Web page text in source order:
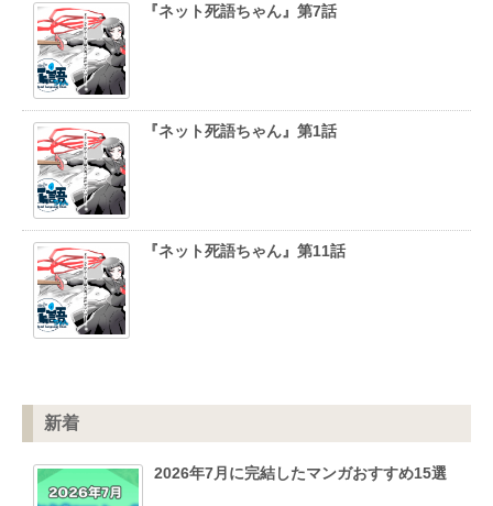
『ネット死語ちゃん』第7話
『ネット死語ちゃん』第1話
『ネット死語ちゃん』第11話
新着
2026年7月に完結したマンガおすすめ15選